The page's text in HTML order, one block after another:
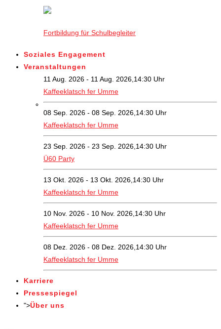
Fortbildung für Schulbegleiter
Soziales Engagement
Veranstaltungen
11 Aug. 2026 - 11 Aug. 2026,14:30 Uhr
Kaffeeklatsch fer Umme
08 Sep. 2026 - 08 Sep. 2026,14:30 Uhr
Kaffeeklatsch fer Umme
23 Sep. 2026 - 23 Sep. 2026,14:30 Uhr
Ü60 Party
13 Okt. 2026 - 13 Okt. 2026,14:30 Uhr
Kaffeeklatsch fer Umme
10 Nov. 2026 - 10 Nov. 2026,14:30 Uhr
Kaffeeklatsch fer Umme
08 Dez. 2026 - 08 Dez. 2026,14:30 Uhr
Kaffeeklatsch fer Umme
Karriere
Pressespiegel
">Über uns